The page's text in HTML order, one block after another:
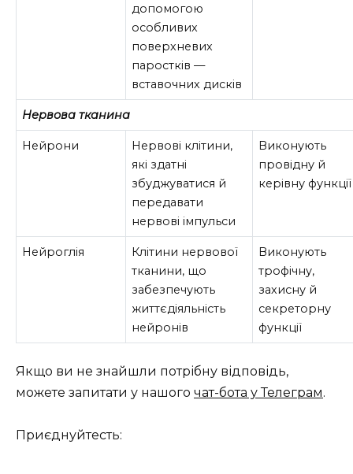
допомогою
особливих
поверхневих
паростків —
вставочних дисків
Нервова тканина
Нейрони
Нервові клітини,
які здатні
збуджуватися й
передавати
нервові імпульси
Виконують
провідну й
керівну функції
Нейроглія
Клітини нервової
тканини, що
забезпечують
життєдіяльність
нейронів
Виконують
трофічну,
захисну й
секреторну
функції
Якщо ви не знайшли потрібну відповідь,
можете запитати у нашого чат-бота у Телеграм.
Приєднуйтесть: